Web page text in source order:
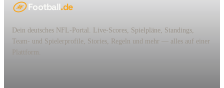
Football.de
Dein deutsches NFL-Portal. Live-Scores, Spielpläne, Standings,
Team- und Spielerprofile, Stories, Regeln und mehr — alles auf einer
Plattform.